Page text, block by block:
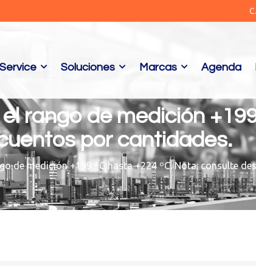
Service Soluciones Marcas Agenda
rango de medición
por cantidades.
de medición +199 ºC hasta +224 ºC. Nota: consulte